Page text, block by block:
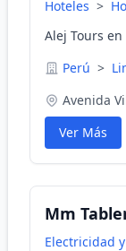
Hoteles >
Alej Tours
Perú >
Avenida
Ver Más
Mm
Electricidad